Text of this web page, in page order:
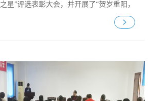
星”评选表彰大会，并开展了“贺岁重阳，